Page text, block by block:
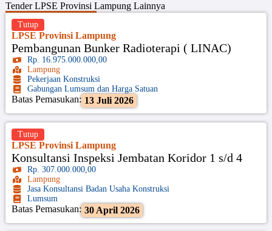
TenderLPSE Provinsi LampungLainnya
LPSE Provinsi Lampung
Pembangunan Bunker Radioterapi ( LINAC)
Rp. 16.975.000.000,00
Lampung
Pekerjaan Konstruksi
Gabungan Lumsum dan Harga Satuan
Batas Pemasukan: 13 Juli 2026
Tutup
LPSE Provinsi Lampung
Konsultansi Inspeksi Jembatan Koridor 1 s/d 4
Rp. 307.000.000,00
Lampung
Jasa Konsultansi Badan Usaha Konstruksi
Lumsum
Batas Pemasukan: 30 April 2026
Tutup